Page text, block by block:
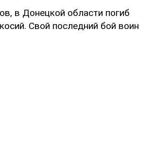
в Донецкой области погиб
Свой последний бой воин